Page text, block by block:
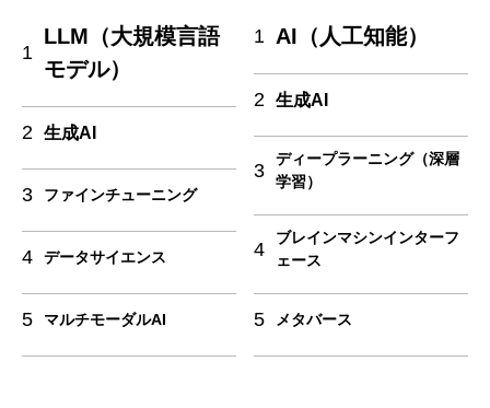
1
LLM（大規模言語
モデル）
2 生成AI
3 ファインチューニング
4 データサイエンス
5 マルチモーダルAI
1 AI（人工知能）
2 生成AI
3
ディープラーニング（深層
学習）
4
ブレインマシンインターフ
ェース
5 メタバース